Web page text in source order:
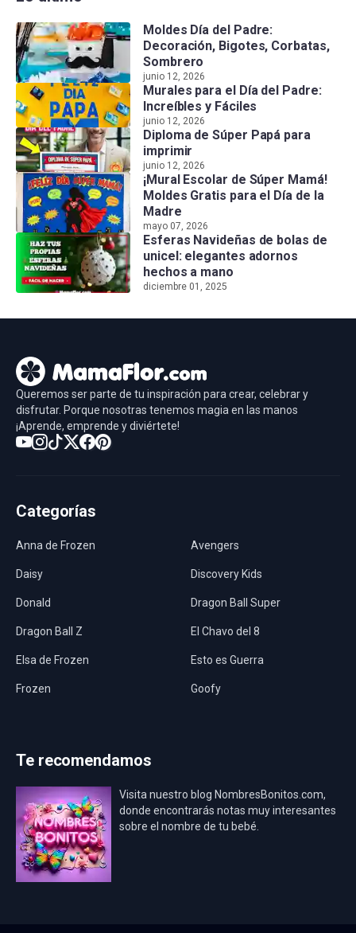
Moldes Día del Padre:
Decoración, Bigotes, Corbatas,
Sombrero
junio 12, 2026
Murales para el Día del Padre:
Increíbles y Fáciles
junio 12, 2026
Diploma de Súper Papá para
imprimir
junio 12, 2026
¡Mural Escolar de Súper Mamá!
Moldes Gratis para el Día de la
Madre
mayo 07, 2026
Esferas Navideñas de bolas de
unicel: elegantes adornos
hechos a mano
diciembre 01, 2025
Queremos ser parte de tu inspiración para crear, celebrar y
disfrutar. Porque nosotras tenemos magia en las manos
¡Aprende, emprende y diviértete!
Categorías
Anna de Frozen Avengers
Daisy Discovery Kids
Donald Dragon Ball Super
Dragon Ball Z El Chavo del 8
Elsa de Frozen Esto es Guerra
Frozen Goofy
Los Minions Los Vengadores
Mario Bros Mi Villano Favorito
Mickey Mouse
Te recomendamos
Visita nuestro blog NombresBonitos.com,
donde encontrarás notas muy interesantes
sobre el nombre de tu bebé.